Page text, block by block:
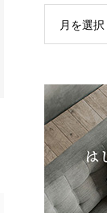
月を選択